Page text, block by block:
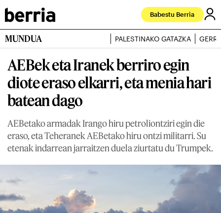
Babestu Berria
MUNDUA PALESTINAKO GATAZKA
AEBek eta Iranek berriro egin
diote eraso elkarri, eta menia hari
batean dago
AEBetako armadak Irango hiru petroliontziri egin die
eraso, eta Teheranek AEBetako hiru ontzi militarri. Su
etenak indarrean jarraitzen duela ziurtatu du Trumpek.